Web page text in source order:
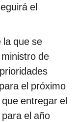
el
la que se
de
el próximo
entregar el
el año